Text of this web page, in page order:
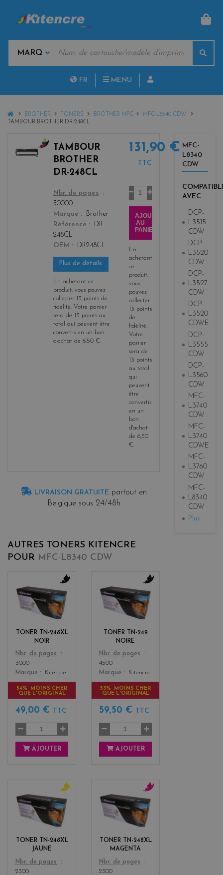
MARQUES
CLÉS
FR MENU
HOMEBROTHER TONERS BROTHER MFC
MFC-L8340 CDW
TAMBOUR BROTHER DR-248CL
TAMBOUR
BROTHER
DR-248CL
color
b
Nbr. de pages
30000
Marque
Brother
Référence
DR-
248CL
OEM
DR248CL
Plus de détails
En achetant ce
produit, vous pouvez
collecter 13 points de
fidélité. Votre panier
sera de 13 points au
total qui peuvent être
convertis en un bon
d'achat de 6,50 €.
131,90 €
TTC
Quantité
AJOUTER
AU
PANIER
En
achetant
ce
produit,
vous
pouvez
collecter
13 points
de
fidélité.
Votre
panier
sera de
13 points
au total
qui
peuvent
être
convertis
en un
bon
d'achat
de 6,50
€.
LIVRAISON GRATUITE partout en
Belgique sous 24/48h
AUTRES TONERS KITENCRE
POUR MFC-L8340 CDW
TONER TN-248XL
NOIR
Color
b
l
a
c
k
Nbr. de pages
3000
Marque
Kitencre
54% MOINS CHER
QUE L'ORIGINAL
49,00 € TTC
AJOUTER
TONER TN-249
NOIRE
Color
b
l
a
c
Nbr. de pages
4500
Marque
Kitencre
53% MOINS CHER
QUE L'ORIGINAL
59,50 € TTC
AJOUTER
TONER TN-248XL
JAUNE
Color
y
e
l
l
o
Nbr. de pages
2300
TONER TN-248XL
MAGENTA
Color
m
a
g
e
n
Nbr. de pages
2300
MFC-
L8340
CDW
AVEC
DCP-
L3515
CDW
DCP-
L3520
CDW
DCP-
L3527
CDW
DCP-
L3520
CDWE
DCP-
L3555
CDW
DCP-
L3560
CDW
MFC-
L3740
CDW
MFC-
L3740
CDWE
MFC-
L3760
CDW
MFC-
L8340
CDW
Plus